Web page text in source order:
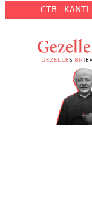
CTB - KANTL